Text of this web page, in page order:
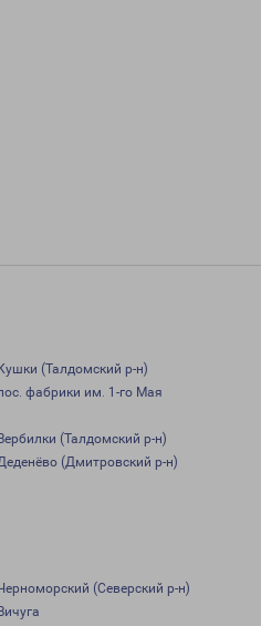
(Талдомский р-н)
фабрики им. 1-го Мая
(Талдомский р-н)
(Дмитровский р-н)
(Северский р-н)